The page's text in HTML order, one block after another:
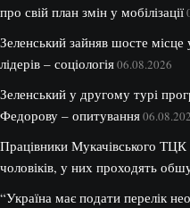
про свій план змін у мобілізації
Зеленський зайняв шосте
лідерів – соціологія06.08.2026
Зеленський у другому турі
Федорову – опитування
Працівники Мукачівського
чоловіків, у них проходять
“Україна має подати перелік